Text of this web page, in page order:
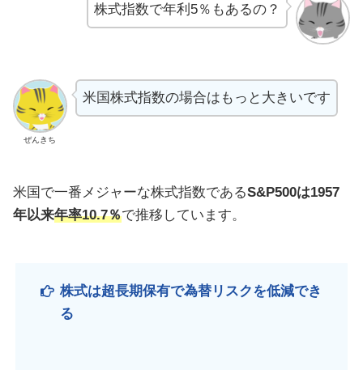
株式指数で年利5％もあるの？
ぜんきち
米国株式指数の場合はもっと大きいです
米国で一番メジャーな株式指数であるS&P500は1957
年以来年率10.7％で推移しています。
株式は超長期保有で為替リスクを低減でき
る